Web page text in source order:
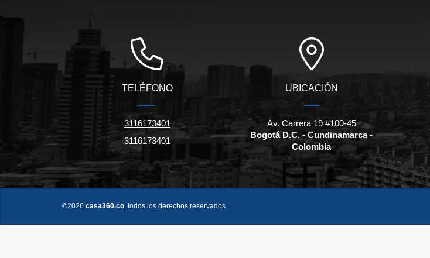
TELÉFONO
3116173401
3116173401
UBICACIÓN
Av. Carrera 19 #100-45
Bogotá D.C. - Cundinamarca -
Colombia
©2026 casa360.co , todos los derechos reservados.